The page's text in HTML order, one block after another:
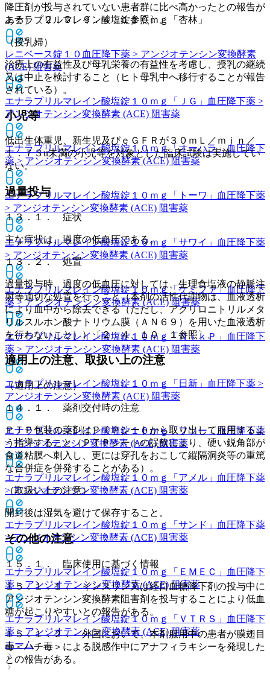
エナラプリルマレイン酸塩錠１０ｍｇ「杏林」
レニベース錠１０ 血圧降下薬 > アンジオテンシン変換酵素
(ACE) 阻害薬
エナラプリルマレイン酸塩錠１０ｍｇ「ＪＧ」
血圧降下薬 >
アンジオテンシン変換酵素 (ACE) 阻害薬
エナラプリルマレイン酸塩錠１０ｍｇ「オーハラ」血圧降下
薬 > アンジオテンシン変換酵素 (ACE) 阻害薬
エナラプリルマレイン酸塩錠１０ｍｇ「トーワ」
血圧降下薬
> アンジオテンシン変換酵素 (ACE) 阻害薬
エナラプリルマレイン酸塩錠１０ｍｇ「サワイ」
血圧降下薬
> アンジオテンシン変換酵素 (ACE) 阻害薬
エナラプリルマレイン酸塩錠１０ｍｇ「ケミファ」血圧降下
薬 > アンジオテンシン変換酵素 (ACE) 阻害薬
エナラプリルマレイン酸塩錠１０ｍｇ「ＮｉｋＰ」
血圧降下
薬 > アンジオテンシン変換酵素 (ACE) 阻害薬
エナラプリルマレイン酸塩錠１０ｍｇ「日新」
血圧降下薬 >
アンジオテンシン変換酵素 (ACE) 阻害薬
エナラプリルマレイン酸塩錠１０ｍｇ「フソー」血圧降下薬
> アンジオテンシン変換酵素 (ACE) 阻害薬
エナラプリルマレイン酸塩錠１０ｍｇ「アメル」
血圧降下薬
> アンジオテンシン変換酵素 (ACE) 阻害薬
エナラプリルマレイン酸塩錠１０ｍｇ「サンド」
血圧降下薬
> アンジオテンシン変換酵素 (ACE) 阻害薬
エナラプリルマレイン酸塩錠１０ｍｇ「ＥＭＥＣ」
血圧降下
薬 > アンジオテンシン変換酵素 (ACE) 阻害薬
エナラプリルマレイン酸塩錠１０ｍｇ「ＶＴＲＳ」
血圧降下
薬 > アンジオテンシン変換酵素 (ACE) 阻害薬
ホーム
降圧剤が投与されていない患者群に比べ高かったとの報告が
ある）〔２．５、９．４．１参照〕。
（授乳婦）
治療上の有益性及び母乳栄養の有益性を考慮し、授乳の継続
又は中止を検討すること（ヒト母乳中へ移行することが報告
されている）。
小児等
低出生体重児、新生児及びｅＧＦＲが３０ｍＬ／ｍｉｎ／
１．７３u未満の小児等を対象とした臨床試験は実施してい
ない。
過量投与
１３．１． 症状
主な症状は、過度の低血圧である。
１３．２． 処置
過量投与時、過度の低血圧に対しては、生理食塩液の静脈注
射等適切な処置を行うこと（本剤の活性代謝物は、血液透析
により血中から除去できる（ただし、アクリロニトリルメタ
リルスルホン酸ナトリウム膜（ＡＮ６９）を用いた血液透析
を行わないこと））〔２．４、１０．１参照〕。
適用上の注意、取扱い上の注意
（適用上の注意）
１４．１． 薬剤交付時の注意
ＰＴＰ包装の薬剤はＰＴＰシートから取り出して服用するよ
う指導すること（ＰＴＰシートの誤飲により、硬い鋭角部が
食道粘膜へ刺入し、更には穿孔をおこして縦隔洞炎等の重篤
な合併症を併発することがある）。
（取扱い上の注意）
開封後は湿気を避けて保存すること。
その他の注意
１５．１． 臨床使用に基づく情報
１５．１．１． インスリン又は経口血糖降下剤の投与中に
アンジオテンシン変換酵素阻害剤を投与することにより低血
糖が起こりやすいとの報告がある。
１５．１．２． 外国において、本剤服用中の患者が膜翅目
毒＜ハチ毒＞による脱感作中にアナフィラキシーを発現した
との報告がある。